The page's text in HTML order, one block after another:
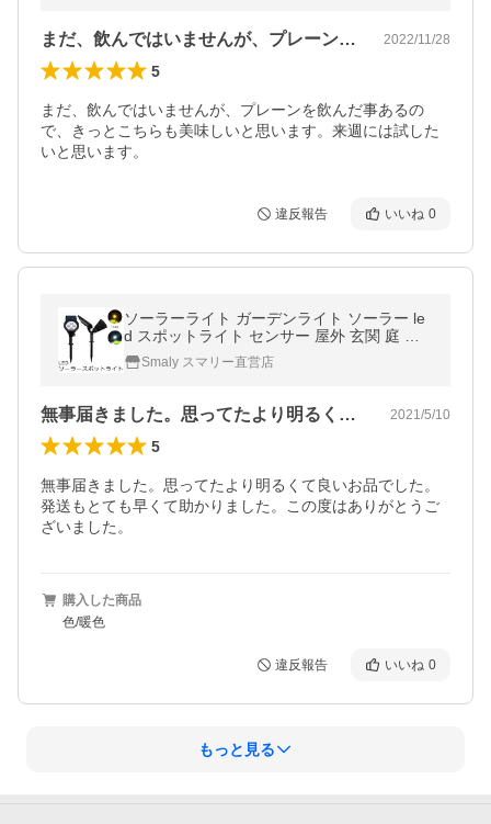
まだ、飲んではいませんが、プレーンを飲… 2022/11/28
5
まだ、飲んではいませんが、プレーンを飲んだ事あるの
で、きっとこちらも美味しいと思います。来週には試した
いと思います。
違反報告 いいね 0
ソーラーライト ガーデンライト ソーラー le
d スポットライト センサー 屋外 玄関 庭 明
るい 防水 照明 おしゃれ 高品質 爆買
Smaly スマリー直営店
無事届きました。思ってたより明るくて良… 2021/5/10
5
無事届きました。思ってたより明るくて良いお品でした。
発送もとても早くて助かりました。この度はありがとうご
ざいました。
購入した商品
色/暖色
違反報告 いいね 0
もっと見る